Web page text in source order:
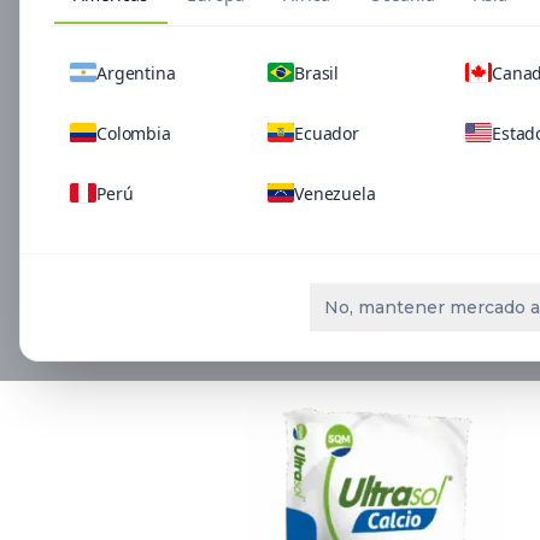
Argentina Brasil
Colombia Ecuador
Perú Venezuela
No, mantener mercado
Soluciones